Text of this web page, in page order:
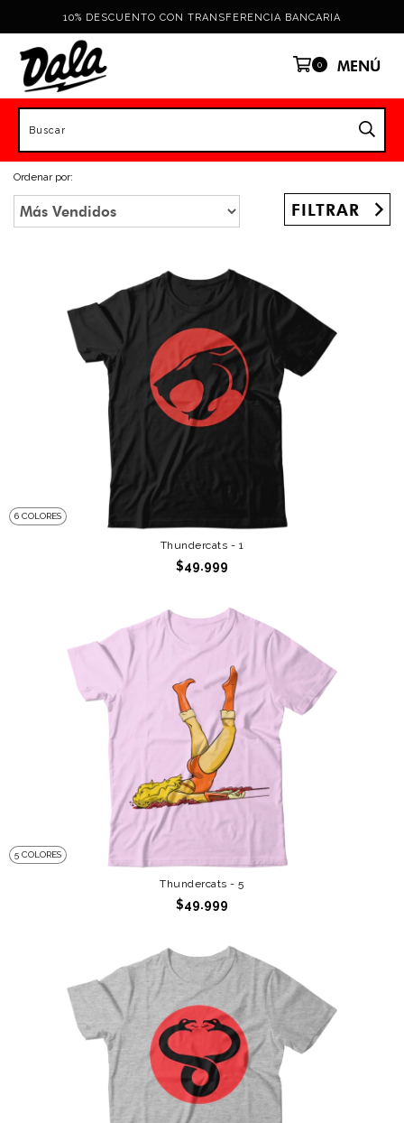
10% DESCUENTO CON TRANSFERENCIA BANCARIA
0 MENÚ
Ordenar por:
FILTRAR
6 COLORES
Thundercats - 1
$49.999
5 COLORES
Thundercats - 5
$49.999